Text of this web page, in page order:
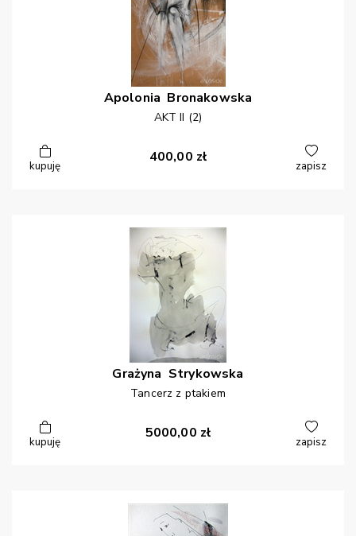
Apolonia Bronakowska
AKT II (2)
kupuję
400,00 zł
zapisz
Grażyna Strykowska
Tancerz z ptakiem
kupuję
5000,00 zł
zapisz